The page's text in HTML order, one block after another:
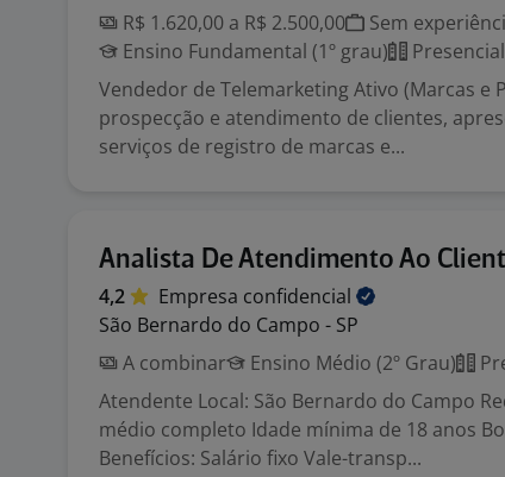
R$ 1.620,00 a R$ 2.500,00
Sem
Ensino Fundamental (1º grau)
Presencial
Vendedor de Telemarketing Ativo (Marcas e
prospecção e atendimento de clientes,
serviços de registro de marcas e...
Analista De Atendimento Ao
4,2 Empresa confidencial
São Bernardo do Campo - SP
A combinar
Ensino Médio (2º Grau)
Atendente Local: São Bernardo do Campo
médio completo Idade mínima de 18 anos
Benefícios: Salário fixo Vale-transp...